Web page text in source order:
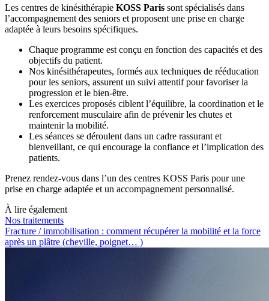
Les centres de kinésithérapie KOSS Paris sont spécialisés dans
l’accompagnement des seniors et proposent une prise en charge
adaptée à leurs besoins spécifiques.
Chaque programme est conçu en fonction des capacités et des
objectifs du patient.
Nos kinésithérapeutes, formés aux techniques de rééducation
pour les seniors, assurent un suivi attentif pour favoriser la
progression et le bien-être.
Les exercices proposés ciblent l’équilibre, la coordination et le
renforcement musculaire afin de prévenir les chutes et
maintenir la mobilité.
Les séances se déroulent dans un cadre rassurant et
bienveillant, ce qui encourage la confiance et l’implication des
patients.
Prenez rendez-vous dans l’un des centres KOSS Paris pour une
prise en charge adaptée et un accompagnement personnalisé.
À lire également
Nos traitements
Fracture / immobilisation : comment récupérer la mobilité et la force
après un plâtre (cheville, poignet… )